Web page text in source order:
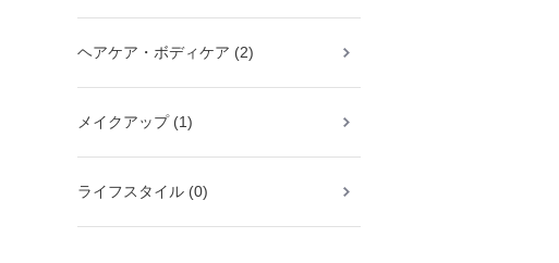
ヘアケア・ボディケア (2)
メイクアップ (1)
ライフスタイル (0)